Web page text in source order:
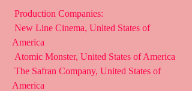
Production Companies:
America
Atomic Monster, United States of America
America